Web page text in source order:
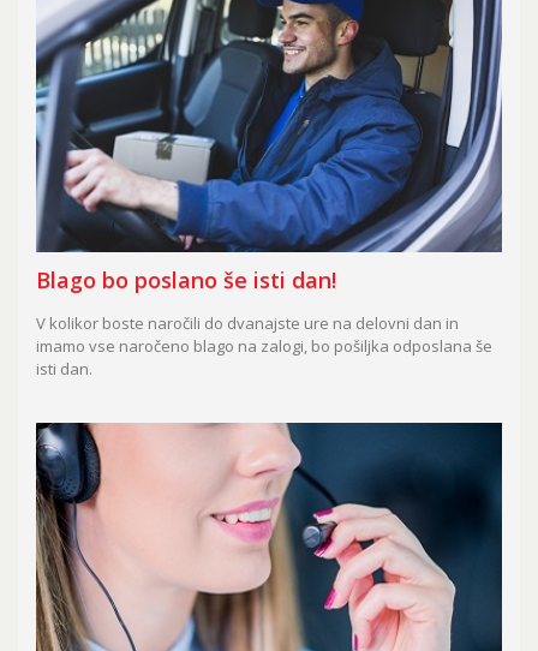
Blago bo poslano še isti dan!
V kolikor boste naročili do dvanajste ure na delovni dan in
imamo vse naročeno blago na zalogi, bo pošiljka odposlana še
isti dan.